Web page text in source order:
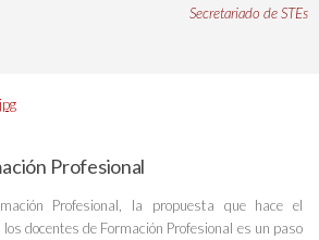
Secretariado de STEs
Profesional
Profesional, la propuesta que hace el
docentes de Formación Profesional es un paso